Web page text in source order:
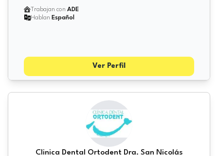
Trabajan con ADE
Hablan Español
Ver Perfil
Clinica Dental Ortodent Dra. San Nicolás